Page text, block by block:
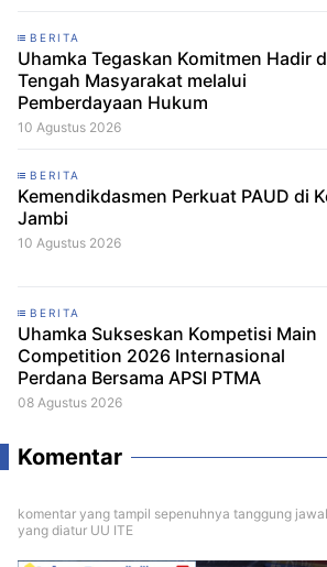
BERITA
Uhamka Tegaskan Komitmen Hadir
Tengah Masyarakat melalui
Pemberdayaan Hukum
10 Agustus 2026
BERITA
Kemendikdasmen Perkuat PAUD di
Jambi
10 Agustus 2026
BERITA
Uhamka Sukseskan Kompetisi Main
Competition 2026 Internasional
Perdana Bersama APSI PTMA
08 Agustus 2026
Komentar
komentar yang tampil sepenuhnya tanggung
yang diatur UU ITE